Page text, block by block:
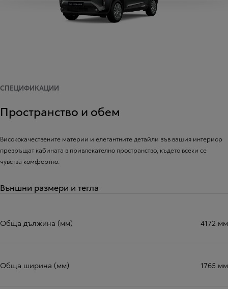
СПЕЦИФИКАЦИИ
Пространство и обем
Висококачествените материи и елегантните детайли във вашия интериор
превръщат кабината в привлекателно пространство, където всеки се
чувства комфортно.
Външни размери и тегла
Обща дължина (мм) 4172 мм
Обща ширина (мм) 1765 мм